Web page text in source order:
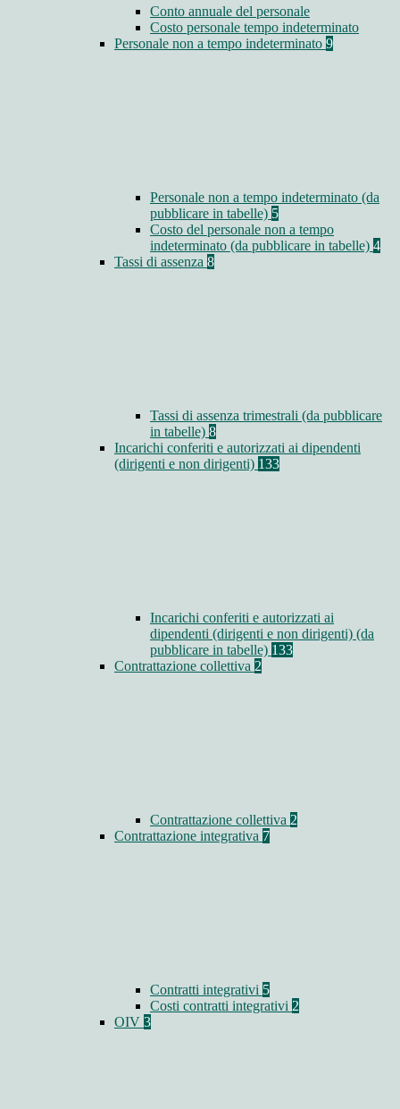
Conto annuale del personale
Costo personale tempo indeterminato
Personale non a tempo indeterminato 9
Personale non a tempo indeterminato (da
pubblicare in tabelle) 5
Costo del personale non a tempo
indeterminato (da pubblicare in tabelle) 4
Tassi di assenza 8
Tassi di assenza trimestrali (da pubblicare
in tabelle) 8
Incarichi conferiti e autorizzati ai dipendenti
(dirigenti e non dirigenti) 133
Incarichi conferiti e autorizzati ai
dipendenti (dirigenti e non dirigenti) (da
pubblicare in tabelle) 133
Contrattazione collettiva 2
Contrattazione collettiva 2
Contrattazione integrativa 7
Contratti integrativi 5
Costi contratti integrativi 2
OIV 3